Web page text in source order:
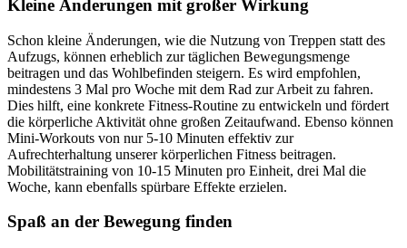
Kleine Änderungen mit großer Wirkung
Schon kleine Änderungen, wie die Nutzung von Treppen statt des
Aufzugs, können erheblich zur täglichen Bewegungsmenge
beitragen und das Wohlbefinden steigern. Es wird empfohlen,
mindestens 3 Mal pro Woche mit dem Rad zur Arbeit zu fahren.
Dies hilft, eine konkrete Fitness-Routine zu entwickeln und fördert
die körperliche Aktivität ohne großen Zeitaufwand. Ebenso können
Mini-Workouts von nur 5-10 Minuten effektiv zur
Aufrechterhaltung unserer körperlichen Fitness beitragen.
Mobilitätstraining von 10-15 Minuten pro Einheit, drei Mal die
Woche, kann ebenfalls spürbare Effekte erzielen.
Spaß an der Bewegung finden